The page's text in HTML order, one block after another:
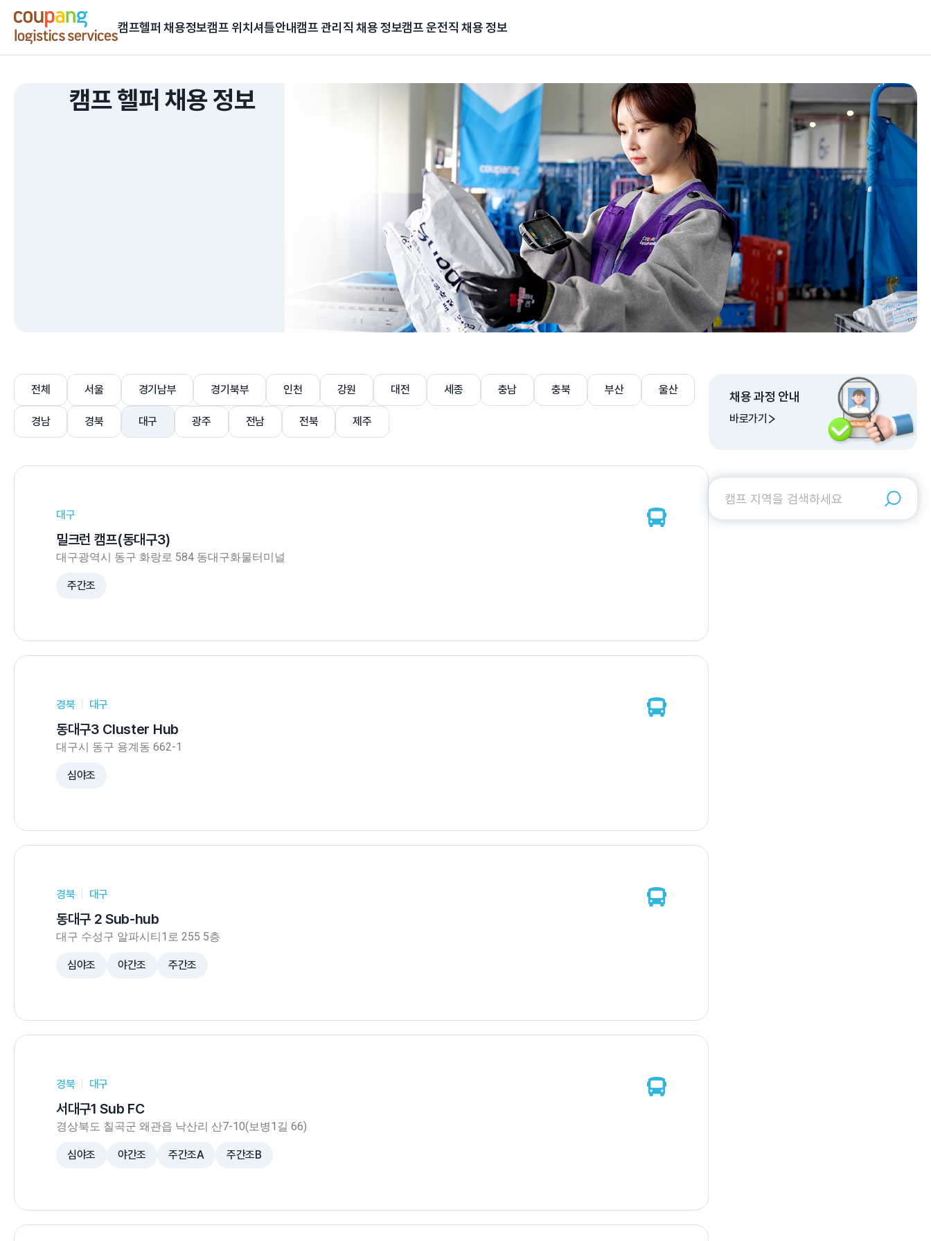
캠프헬퍼 채용정보캠프 위치 셔틀안내캠프 관리직 채용 정보캠프 운전직 채용 정보
캠프 헬퍼 채용 정보
전체 서울 경기남부 경기북부 인천 강원 대전 세종 충남 충북 부산 울산
경남 경북 대구 광주 전남 전북 제주
대구
밀크런 캠프(동대구3)
대구광역시 동구 화랑로 584 동대구화물터미널
주간조
경북 대구
동대구3 Cluster Hub
대구시 동구 용계동 662-1
심야조
경북 대구
동대구 2 Sub-hub
대구 수성구 알파시티1로 255 5층
심야조 야간조 주간조
경북 대구
서대구1 Sub FC
경상북도 칠곡군 왜관읍 낙산리 산7-10(보병1길 66)
심야조 야간조 주간조A 주간조B
채용 과정 안내
바로가기